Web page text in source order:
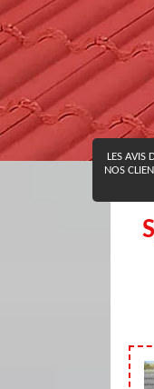
LES AVIS
NOS